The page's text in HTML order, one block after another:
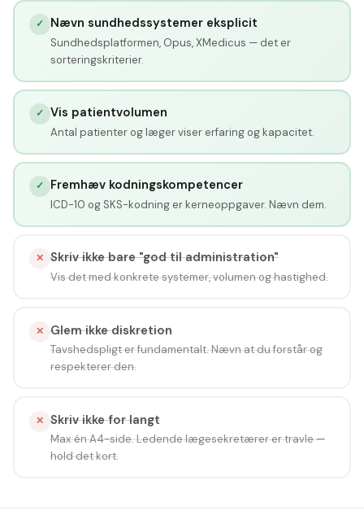
✓ Nævn sundhedssystemer eksplicit
Sundhedsplatformen, Opus, XMedicus — det er
sorteringskriterier.
✓ Vis patientvolumen
Antal patienter og læger viser erfaring og kapacitet.
✓ Fremhæv kodningskompetencer
ICD-10 og SKS-kodning er kerneoppgaver. Nævn dem.
✕ Skriv ikke bare "god til administration"
Vis det med konkrete systemer, volumen og hastighed.
✕ Glem ikke diskretion
Tavshedspligt er fundamentalt. Nævn at du forstår og
respekterer den.
✕ Skriv ikke for langt
Max én A4-side. Ledende lægesekretærer er travle —
hold det kort.